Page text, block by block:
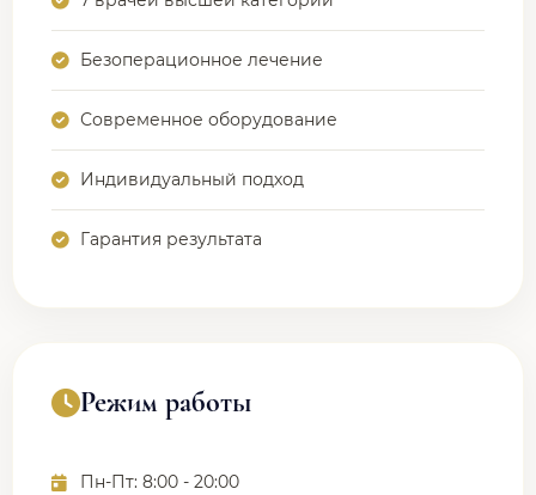
Безоперационное лечение
Современное оборудование
Индивидуальный подход
Гарантия результата
Режим работы
Пн-Пт: 8:00 - 20:00